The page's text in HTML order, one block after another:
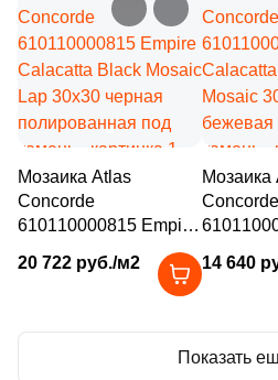
Мозаика Atlas
Concorde
610110000815 Empire
Calacatta Black Mosaic
Lap 30x30 черная
полированная под
20 722 руб./м2
Мозаика
Concorde
Mosaic
14 640
Показать